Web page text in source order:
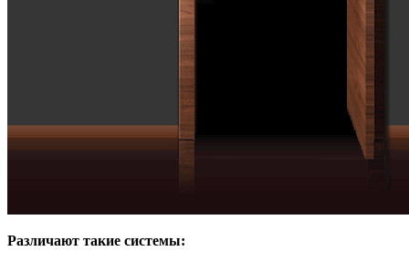
Различают такие системы: